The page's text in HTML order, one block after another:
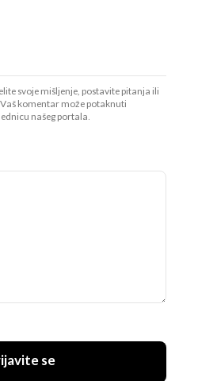
svoje mišljenje, postavite pitanja ili
komentar može potaknuti
našeg portala.
se